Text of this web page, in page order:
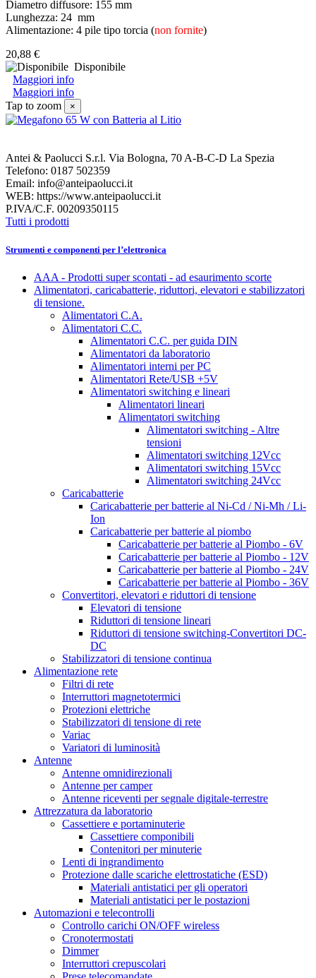
Diametro diffusore: 155 mm
Lunghezza: 24 mm
Alimentazione: 4 pile tipo torcia (non fornite)
20,88 €
Disponibile
Maggiori info
Maggiori info
Tap to zoom
×
Antei & Paolucci S.r.l. Via Bologna, 70 A-B-C-D La Spezia
Telefono: 0187 502359
Email: info@anteipaolucci.it
WEB: https://www.anteipaolucci.it
P.IVA/C.F. 00209350115
Tutti i prodotti
Strumenti e componenti per l’elettronica
AAA - Prodotti super scontati - ad esaurimento scorte
Alimentatori, caricabatterie, riduttori, elevatori e stabilizzatori
di tensione.
Alimentatori C.A.
Alimentatori C.C.
Alimentatori C.C. per guida DIN
Alimentatori da laboratorio
Alimentatori interni per PC
Alimentatori Rete/USB +5V
Alimentatori switching e lineari
Alimentatori lineari
Alimentatori switching
Alimentatori switching - Altre
tensioni
Alimentatori switching 12Vcc
Alimentatori switching 15Vcc
Alimentatori switching 24Vcc
Caricabatterie
Caricabatterie per batterie al Ni-Cd / Ni-Mh / Li-
Ion
Caricabatterie per batterie al piombo
Caricabatterie per batterie al Piombo - 6V
Caricabatterie per batterie al Piombo - 12V
Caricabatterie per batterie al Piombo - 24V
Caricabatterie per batterie al Piombo - 36V
Convertitori, elevatori e riduttori di tensione
Elevatori di tensione
Riduttori di tensione lineari
Riduttori di tensione switching-Convertitori DC-
DC
Stabilizzatori di tensione continua
Alimentazione rete
Filtri di rete
Interruttori magnetotermici
Protezioni elettriche
Stabilizzatori di tensione di rete
Variac
Variatori di luminosità
Antenne
Antenne omnidirezionali
Antenne per camper
Antenne riceventi per segnale digitale-terrestre
Attrezzatura da laboratorio
Cassettiere e portaminuterie
Cassettiere componibili
Contenitori per minuterie
Lenti di ingrandimento
Protezione dalle scariche elettrostatiche (ESD)
Materiali antistatici per gli operatori
Materiali antistatici per le postazioni
Automazioni e telecontrolli
Controllo carichi ON/OFF wireless
Cronotermostati
Dimmer
Interruttori crepuscolari